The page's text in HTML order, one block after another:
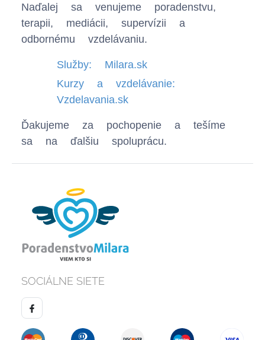
Naďalej sa venujeme poradenstvu,
terapii, mediácii, supervízii a
odbornému vzdelávaniu.
Služby: Milara.sk
Kurzy a vzdelávanie:
Vzdelavania.sk
Ďakujeme za pochopenie a tešíme
sa na ďalšiu spoluprácu.
SOCIÁLNE SIETE